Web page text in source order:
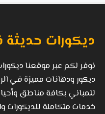
ديكورات
نوفر لكم عبر موقعنا
ديكور ودهانات مميزة في
للمباني بكافة مناطق
خدمات متكاملة للديكورات